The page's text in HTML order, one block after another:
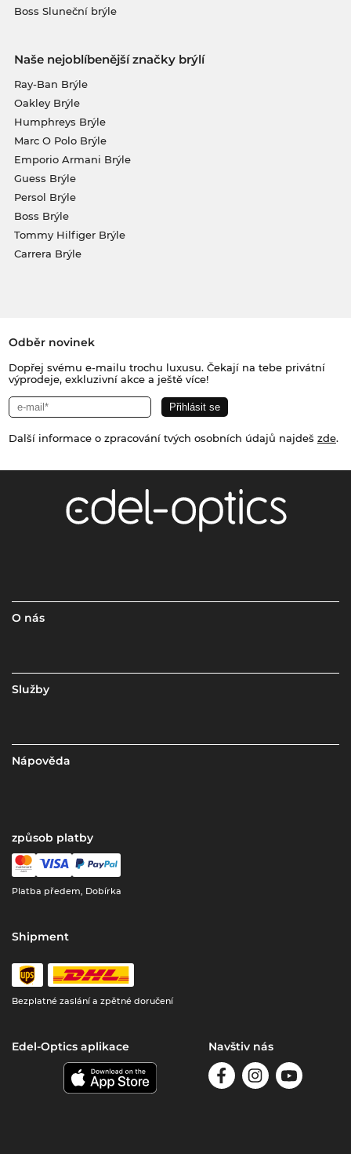
Boss Sluneční brýle
Naše nejoblíbenější značky brýlí
Ray-Ban Brýle
Oakley Brýle
Humphreys Brýle
Marc O Polo Brýle
Emporio Armani Brýle
Guess Brýle
Persol Brýle
Boss Brýle
Tommy Hilfiger Brýle
Carrera Brýle
Odběr novinek
Dopřej svému e-mailu trochu luxusu. Čekají na tebe privátní
výprodeje, exkluzivní akce a ještě více!
Další informace o zpracování tvých osobních údajů najdeš zde.
O nás
Služby
Nápověda
způsob platby
Platba předem, Dobírka
Shipment
Bezplatné zaslání a zpětné doručení
Edel-Optics aplikace Navštiv nás